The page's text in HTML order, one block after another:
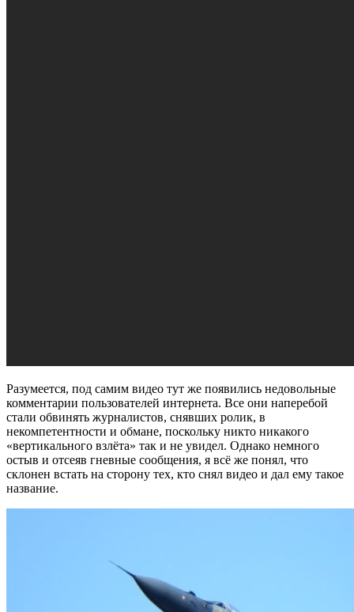
Разумеется, под самим видео тут же появились недовольные
комментарии пользователей интернета. Все они наперебой
стали обвинять журналистов, снявших ролик, в
некомпетентности и обмане, поскольку никто никакого
«вертикального взлёта» так и не увидел. Однако немного
остыв и отсеяв гневные сообщения, я всё же понял, что
склонен встать на сторону тех, кто снял видео и дал ему такое
название.